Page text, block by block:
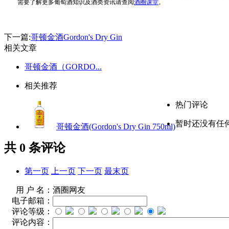
需要了解更多葡萄酒知识及酒类资讯请查阅酒圈课堂。
下一篇:哥顿金酒Gordon's Dry Gin
相关文章
哥顿金酒（GORDO...
相关推荐
哥顿金酒(Gordon's Dry Gin 750ml)
热门评论
暂时还没有任
共 0 条评论
第一页 上一页 下一页 最末页
用 户 名： 酒圈网友
电子邮箱：
评论等级：
评论内容：